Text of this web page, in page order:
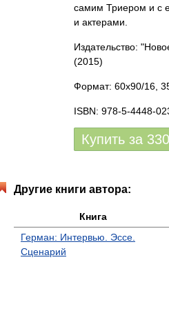
самим Триером и с
и актерами.
Издательство:
(2015)
Формат: 60x90/16,
ISBN: 978-5-4448-
Купить за 330
Другие книги автора:
Книга
Герман: Интервью. Эссе.
Сценарий